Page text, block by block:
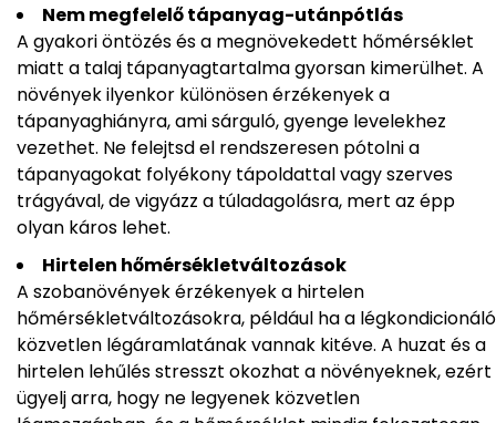
Nem megfelelő tápanyag-utánpótlás
A gyakori öntözés és a megnövekedett hőmérséklet
miatt a talaj tápanyagtartalma gyorsan kimerülhet. A
növények ilyenkor különösen érzékenyek a
tápanyaghiányra, ami sárguló, gyenge levelekhez
vezethet. Ne felejtsd el rendszeresen pótolni a
tápanyagokat folyékony tápoldattal vagy szerves
trágyával, de vigyázz a túladagolásra, mert az épp
olyan káros lehet.
Hirtelen hőmérsékletváltozások
A szobanövények érzékenyek a hirtelen
hőmérsékletváltozásokra, például ha a légkondicionáló
közvetlen légáramlatának vannak kitéve. A huzat és a
hirtelen lehűlés stresszt okozhat a növényeknek, ezért
ügyelj arra, hogy ne legyenek közvetlen